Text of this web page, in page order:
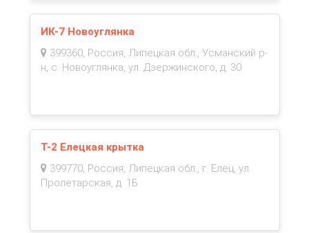
ИК-7 Новоуглянка
399360, Россия, Липецкая обл., Усманский р-
н, с. Новоуглянка, ул. Дзержинского, д. 30
Т-2 Елецкая крытка
399770, Россия, Липецкая обл., г. Елец, ул.
Пролетарская, д. 1Б